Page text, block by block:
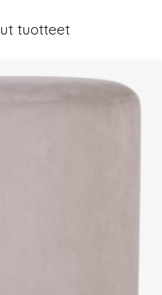
tuotteet